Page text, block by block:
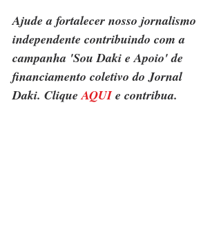
Ajude a fortalecer nosso jornalismo
independente contribuindo com a
campanha 'Sou Daki e Apoio' de
financiamento coletivo do Jornal
Daki. Clique AQUI e contribua.